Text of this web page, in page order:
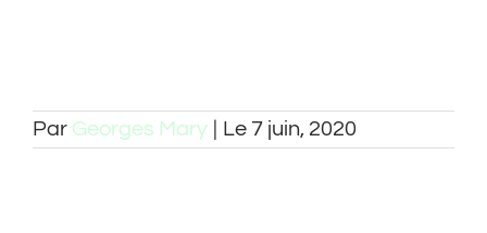
Par Georges Mary Le 7 juin, 2020